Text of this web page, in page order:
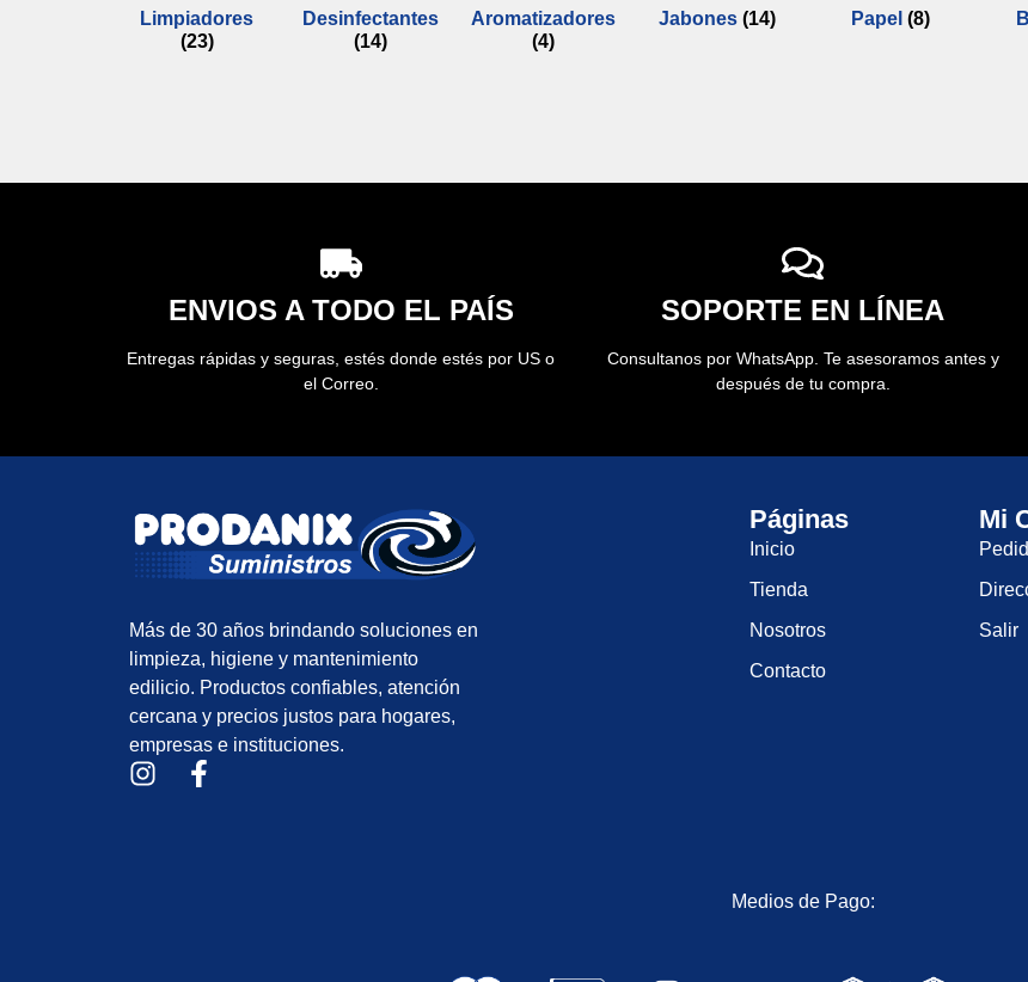
Limpiadores
(23)
Desinfectantes
(14)
Aromatizadores
(4)
Jabones (14) Papel (8)
ENVIOS A TODO EL PAÍS
Entregas rápidas y seguras, estés donde estés por US o
el Correo.
SOPORTE EN LÍNEA
Consultanos por WhatsApp. Te asesoramos antes y
después de tu compra.
Más de 30 años brindando soluciones en
limpieza, higiene y mantenimiento
edilicio. Productos confiables, atención
cercana y precios justos para hogares,
empresas e instituciones.
Páginas
Inicio
Tienda
Nosotros
Contacto
Mi
Salir
Medios de Pago: